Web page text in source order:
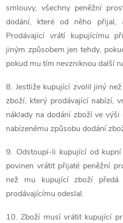
smlouvy, všechny peněžní
dodání, které od něho přijal,
Prodávající vrátí kupujícímu
jiným způsobem jen tehdy,
pokud mu tím nevzniknou další
8. Jestliže kupující zvolil jiný
zboží, který prodávající nabízí,
náklady na dodání zboží ve
nabízenému způsobu dodání
9. Odstoupí-li kupující od
povinen vrátit přijaté peněžní
než mu kupující zboží
prodávajícímu odeslal.
10. Zboží musí vrátit kupující